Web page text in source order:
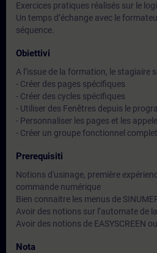
Exercices pratiques réalisés sur le
Un temps d’échange avec le
séquence.
Obiettivi
A l’issue de la formation, le stagiaire
- Créer des pages spécifiques
- Créer des cycles spécifiques
- Utiliser des Fenêtres depuis le
- Personnaliser les pages et les
- Créer un groupe fonctionnel
Prerequisiti
Notions d'usinage, première
commande numérique
Bien connaitre les menus de
Avoir des notions sur l’automate de
Avoir des notions de EASYSCREEN
Nota